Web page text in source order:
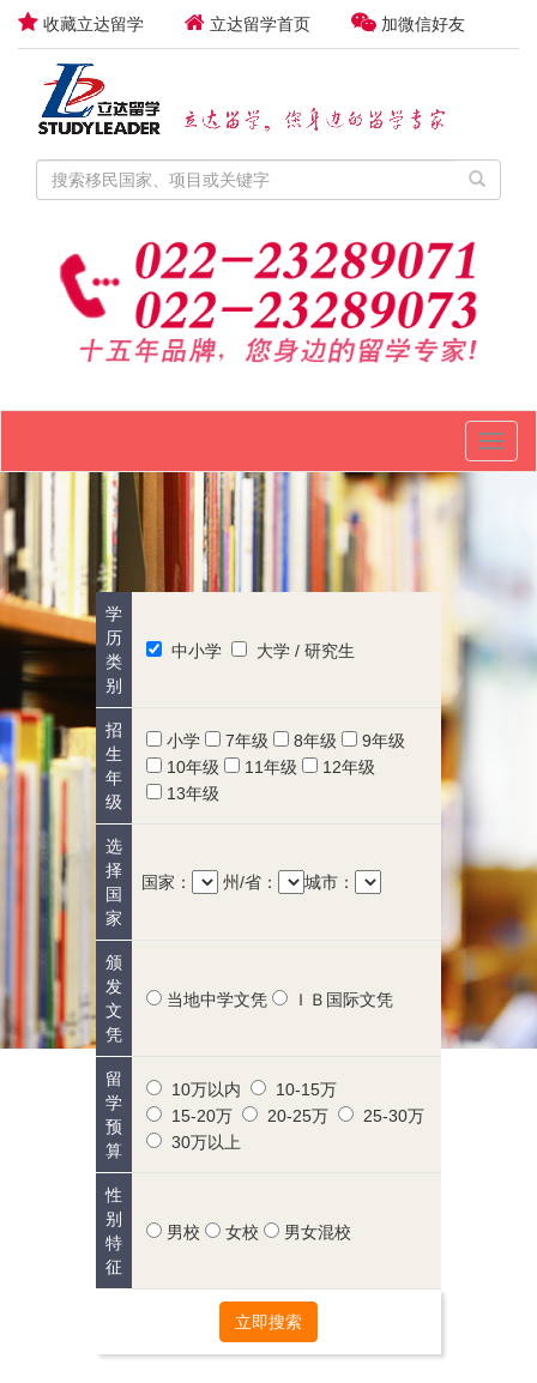
收藏立达留学 立达留学首页 加微信好友
学
历
类
别
中小学 大学 / 研究生
招
生
年
级
小学 7年级 8年级
9年级
10年级
11年级
12年级
13年级
选
择
国
家
国家： 州/省： 城市：
颁
发
文
凭
当地中学文凭 ＩＢ国际文凭
留
学
预
算
10万以内
10-15万
15-20万
20-25万
25-30万
30万以上
性
别
特
征
男校 女校 男女混校
立即搜索